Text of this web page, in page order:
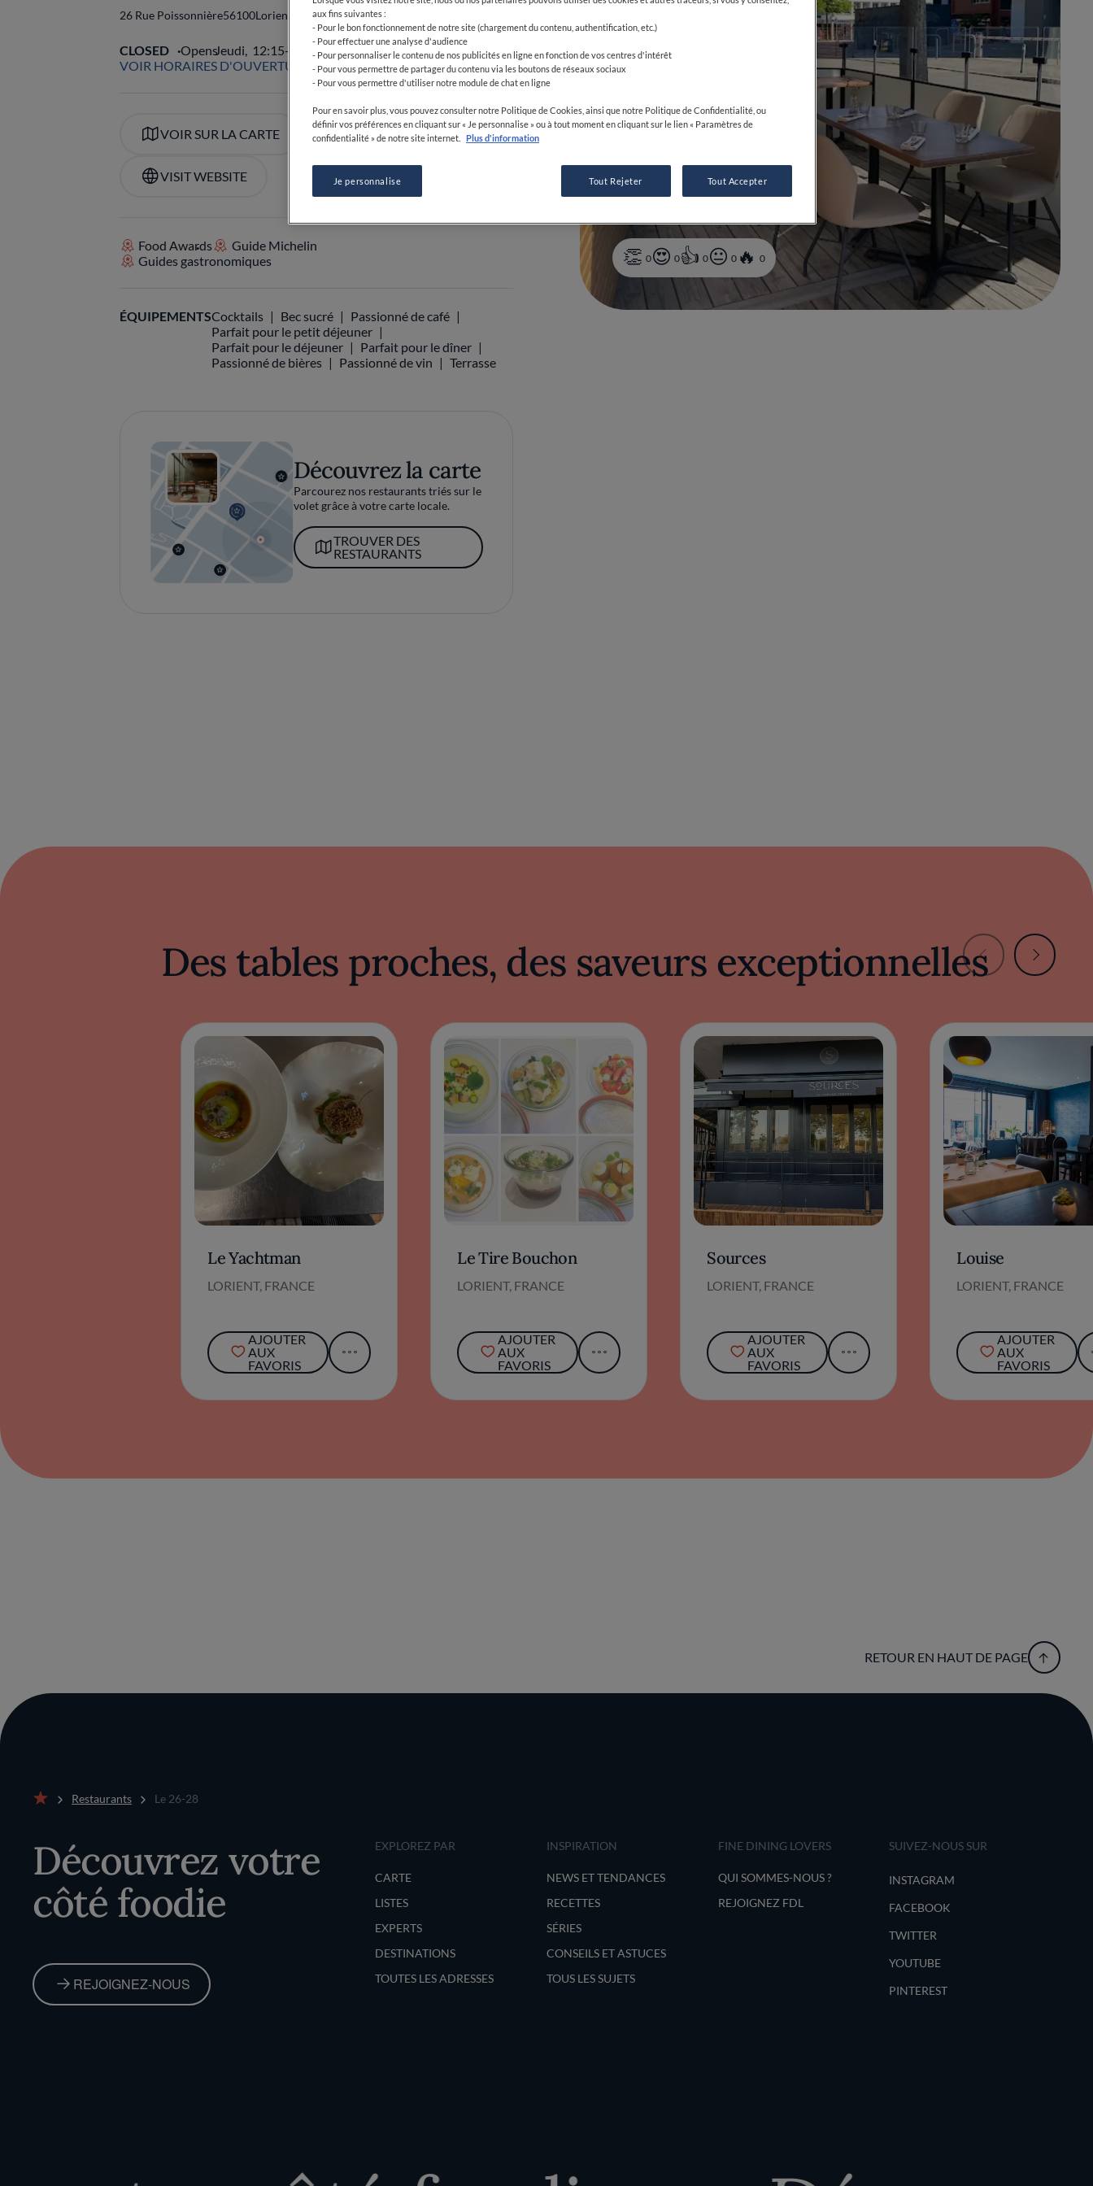
0 0 0 0 0
26 Rue Poissonnière56100Lorient France
CLOSED OpensJeudi, 12:15-14:30, 19:45-21:30
VOIR HORAIRES D'OUVERTURE
VOIR SUR LA CARTE +33 2 97 50 29 13
VISIT WEBSITE
Food Awards
Guide Michelin
Guides gastronomiques
ÉQUIPEMENTSCocktails Bec sucré
Passionné de café
Parfait pour le petit déjeuner
Parfait pour le déjeuner
Parfait pour le dîner
Passionné de bières
Passionné de vin Terrasse
Découvrez la carte
Parcourez nos restaurants triés sur le
volet grâce à votre carte locale.
TROUVER DES
RESTAURANTS
Des tables proches, des saveurs exceptionnelles
Le Yachtman
LORIENT, FRANCE
AJOUTER
AUX
FAVORIS
Le Tire Bouchon
LORIENT, FRANCE
AJOUTER
AUX
FAVORIS
Sources
LORIENT, FRANCE
AJOUTER
AUX
FAVORIS
Louise
LORIENT, FRANCE
AJOUTER
AUX
FAVORIS
RETOUR EN HAUT DE PAGE
Restaurants Le 26-28
Découvrez votre
côté foodie
REJOIGNEZ-NOUS
EXPLOREZ PAR
CARTE
LISTES
EXPERTS
DESTINATIONS
TOUTES LES ADRESSES
INSPIRATION
NEWS ET TENDANCES
RECETTES
SÉRIES
CONSEILS ET ASTUCES
TOUS LES SUJETS
FINE DINING LOVERS
QUI SOMMES-NOUS ?
REJOIGNEZ FDL
SUIVEZ-NOUS SUR
INSTAGRAM
FACEBOOK
TWITTER
YOUTUBE
PINTEREST
aux fins suivantes :
- Pour le bon fonctionnement de notre site (chargement du contenu, authentification, etc.)
- Pour effectuer une analyse d'audience
- Pour personnaliser le contenu de nos publicités en ligne en fonction de vos centres d'intérêt
- Pour vous permettre de partager du contenu via les boutons de réseaux sociaux
- Pour vous permettre d'utiliser notre module de chat en ligne
Pour en savoir plus, vous pouvez consulter notre Politique de Cookies, ainsi que notre Politique de Confidentialité, ou
définir vos préférences en cliquant sur « Je personnalise » ou à tout moment en cliquant sur le lien « Paramètres de
confidentialité » de notre site internet.
Plus d'information
Je personnalise Tout Rejeter Tout Accepter